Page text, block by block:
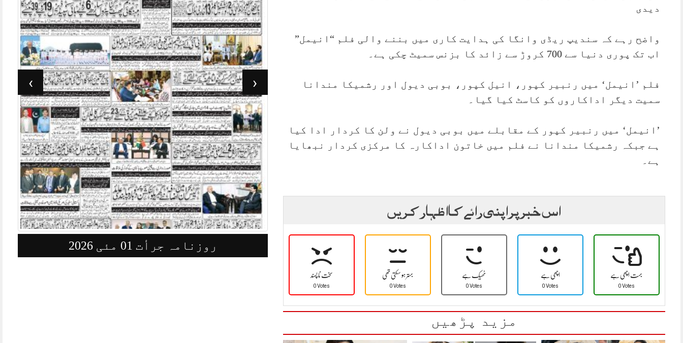
دیدی
واضح رہے کہ سندیپ ریڈی وانگا کی ہدایت کاری میں بننے والی فلم “انیمل”
اب تک پوری دنیا سے 700 کروڑ سے زائد کا بزنس سمیٹ چکی ہے۔
فلم ’انیمل‘ میں رنبیر کپور، انیل کپور، بوبی دیول اور رشمیکا مندانا
سمیت دیگر اداکاروں کو کاسٹ کیا گیا۔
’انیمل‘ میں رنبیر کپور کے مقابلے میں بوبی دیول نے ولن کا کردار ادا کیا
ہے جبکہ رشمیکا مندانا نے فلم میں خاتون اداکارہ کا مرکزی کردار نبھایا
ہے۔
اس خبر پر اپنی رائے کا اظہار کریں
سخت نا پسند
0 Votes
بہتر ہو سکتی تھی
0 Votes
ٹھیک ہے
0 Votes
اچھی ہے
0 Votes
بہت اچھی ہے
0 Votes
مزید پڑھیں
05مئی 2026 روزنامہ جرأت لاہور 03مئی 2026 روزنامہ جرأت 01 مئی 2026
‹
›